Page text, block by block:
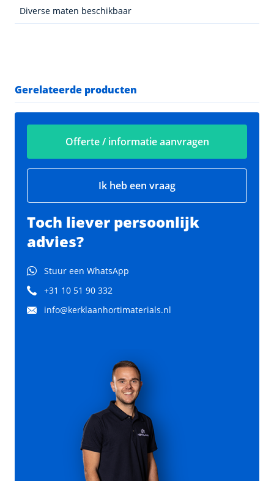
Diverse maten beschikbaar
Gerelateerde producten
Offerte / informatie aanvragen
Ik heb een vraag
Toch liever persoonlijk
advies?
Stuur een WhatsApp
+31 10 51 90 332
info@kerklaanhortimaterials.nl